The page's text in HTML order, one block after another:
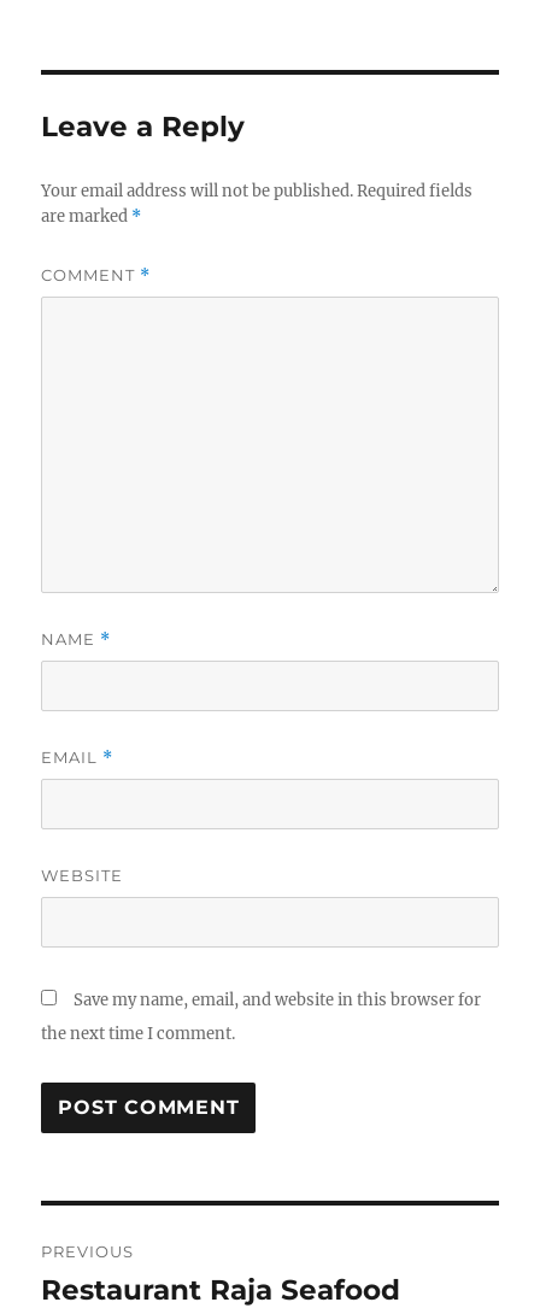
Leave a Reply
Your email address will not be published. Required fields
are marked *
COMMENT *
NAME *
EMAIL *
WEBSITE
Save my name, email, and website in this browser for
the next time I comment.
navigation
PREVIOUS
Previous
Restaurant Raja Seafood